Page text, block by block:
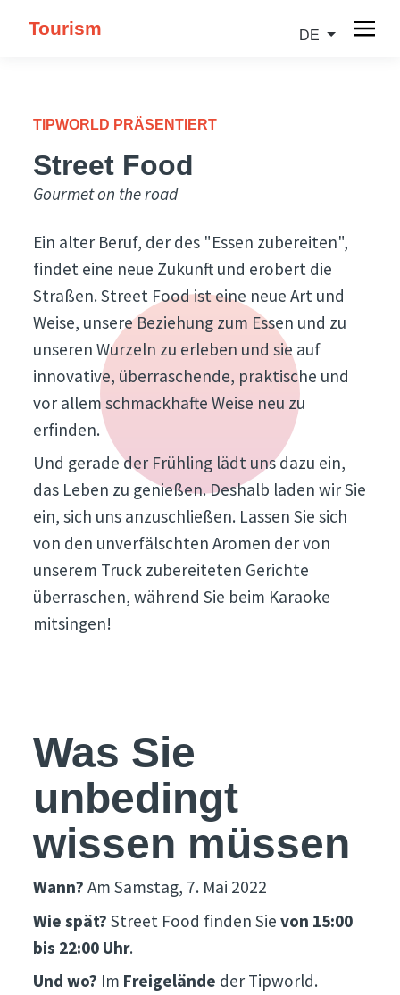
Tourism DE
TIPWORLD PRÄSENTIERT
Street Food
Gourmet on the road
Ein alter Beruf, der des "Essen zubereiten",
findet eine neue Zukunft und erobert die
Straßen. Street Food ist eine neue Art und
Weise, unsere Beziehung zum Essen und zu
unseren Wurzeln zu erleben und sie auf
innovative, überraschende, praktische und
vor allem schmackhafte Weise neu zu
erfinden.
Und gerade der Frühling lädt uns dazu ein,
das Leben zu genießen. Deshalb laden wir Sie
ein, sich uns anzuschließen. Lassen Sie sich
von den unverfälschten Aromen der von
unserem Truck zubereiteten Gerichte
überraschen, während Sie beim Karaoke
mitsingen!
Was Sie
unbedingt
wissen müssen
Wann? Am Samstag, 7. Mai 2022
Wie spät? Street Food finden Sievon 15:00
bis 22:00 Uhr.
Und wo? Im Freigelände der Tipworld.